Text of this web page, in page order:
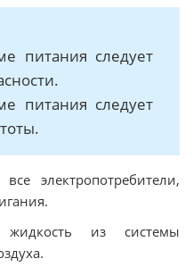
питания следует
питания следует
электропотребители,
из cиcтeмы